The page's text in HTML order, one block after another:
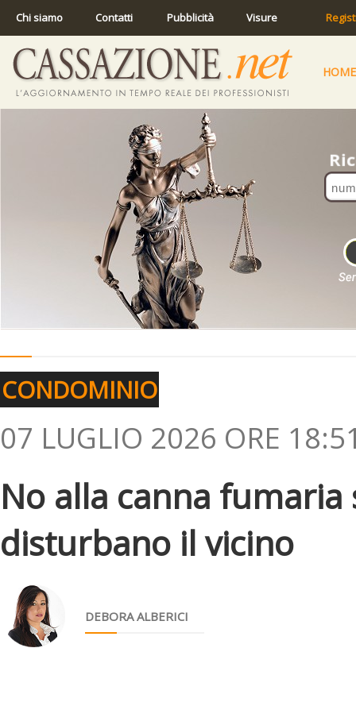
Chi siamo Contatti Pubblicità Visure
HOME
CONDOMINIO
07 LUGLIO 2026 ORE
No alla canna fumaria
disturbano il vicino
DEBORA ALBERICI